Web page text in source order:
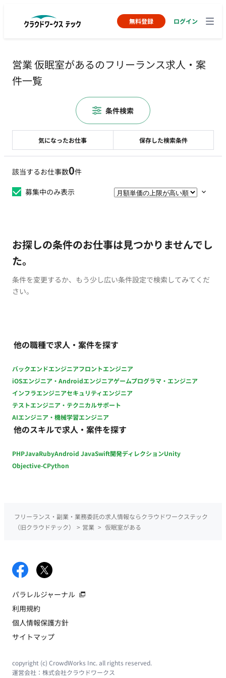
無料登録 ログイン
営業 仮眠室があるのフリーランス求人・案
件一覧
該当するお仕事数0件
募集中のみ表示
お探しの条件のお仕事は見つかりませんでし
た。
条件を変更するか、もう少し広い条件設定で検索してみてくだ
さい。
他の職種で求人・案件を探す
バックエンドエンジニアフロントエンジニア
iOSエンジニア・Androidエンジニアゲームプログラマ・エンジニア
インフラエンジニアセキュリティエンジニア
テストエンジニア・テクニカルサポート
AIエンジニア・機械学習エンジニア
他のスキルで求人・案件を探す
PHPJavaRubyAndroid JavaSwift開発ディレクションUnity
Objective-CPython
気になったお仕事 保存した検索条件
条件検索
フリーランス・副業・業務委託の求人情報ならクラウドワークステック
（旧クラウドテック）
> 営業 > 仮眠室がある
パラレルジャーナル
利用規約
個人情報保護方針
サイトマップ
copyright (c) CrowdWorks Inc. all rights reserved.
運営会社： 株式会社クラウドワークス